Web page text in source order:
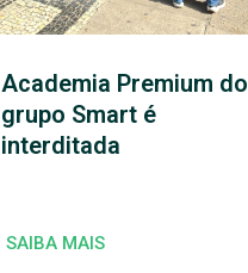
Academia Premium do
grupo Smart é
interditada
SAIBA MAIS